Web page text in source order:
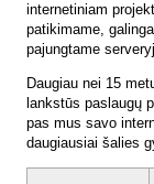
internetiniam
patikimame,
pajungtame
Daugiau nei 15
lankstūs paslaugų
pas mus savo
daugiausiai šalies